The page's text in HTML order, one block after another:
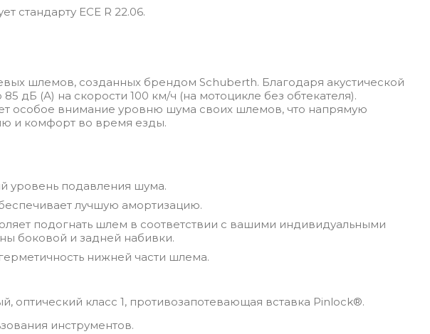
стандарту ECE R 22.06.
шлемов, созданных брендом Schuberth. Благодаря акустической
дБ (А) на скорости 100 км/ч (на мотоцикле без обтекателя).
особое внимание уровню шума своих шлемов, что напрямую
и комфорт во время езды.
уровень подавления шума.
лучшую амортизацию.
подогнать шлем в соответствии с вашими индивидуальными
боковой и задней набивки.
нижней части шлема.
оптический класс 1, противозапотевающая вставка Pinlock®.
инструментов.